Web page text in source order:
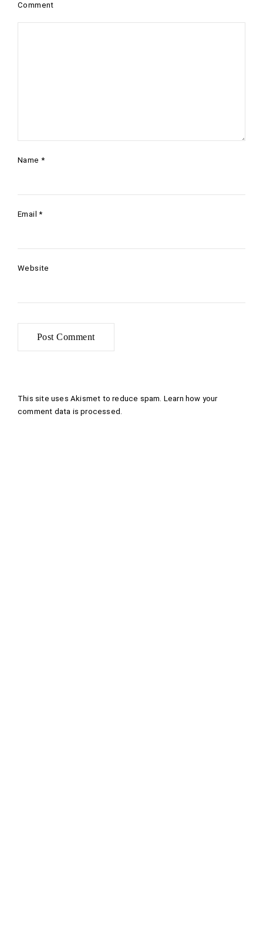
Comment
Name *
Email*
Website
This site uses Akismet to reduce spam. Learn how your
comment data is processed .